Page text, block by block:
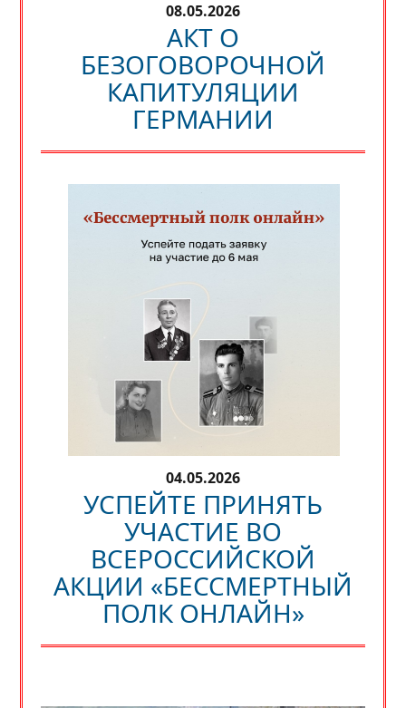
08.05.2026
АКТ О
БЕЗОГОВОРОЧНОЙ
КАПИТУЛЯЦИИ
ГЕРМАНИИ
04.05.2026
УСПЕЙТЕ ПРИНЯТЬ
УЧАСТИЕ ВО
ВСЕРОССИЙСКОЙ
АКЦИИ «БЕССМЕРТНЫЙ
ПОЛК ОНЛАЙН»